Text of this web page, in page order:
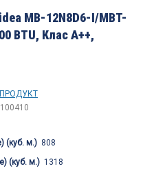
MB-12N8D6-I/MBT-
BTU, Клас A++,
100410
(куб. м.) 808
(куб. м.) 1318